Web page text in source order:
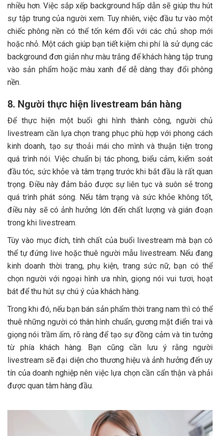
nhiều hơn. Việc sắp xếp background hấp dẫn sẽ giúp thu hút
sự tập trung của người xem. Tuy nhiên, việc đầu tư vào một
chiếc phông nền có thể tốn kém đối với các chủ shop mới
hoặc nhỏ. Một cách giúp bạn tiết kiệm chi phí là sử dụng các
background đơn giản như màu trắng để khách hàng tập trung
vào sản phẩm hoặc màu xanh để dễ dàng thay đổi phông
nền.
8. Người thực hiện livestream bán hàng
Để thực hiện một buổi ghi hình thành công, người chủ
livestream cần lựa chọn trang phục phù hợp với phong cách
kinh doanh, tạo sự thoải mái cho mình và thuận tiện trong
quá trình nói. Việc chuẩn bị tác phong, biểu cảm, kiểm soát
đầu tóc, sức khỏe và tâm trạng trước khi bắt đầu là rất quan
trọng. Điều này đảm bảo được sự liên tục và suôn sẻ trong
quá trình phát sóng. Nếu tâm trạng và sức khỏe không tốt,
điều này sẽ có ảnh hưởng lớn đến chất lượng và gián đoạn
trong khi livestream.
Tùy vào mục đích, tính chất của buổi livestream mà bạn có
thể tự đứng live hoặc thuê người mẫu livestream. Nếu đang
kinh doanh thời trang, phụ kiện, trang sức nữ, bạn có thể
chọn người với ngoại hình ưa nhìn, giọng nói vui tươi, hoạt
bát để thu hút sự chú ý của khách hàng.
Trong khi đó, nếu bạn bán sản phẩm thời trang nam thì có thể
thuê những người có thân hình chuẩn, gương mặt điển trai và
giọng nói trầm ấm, rõ ràng để tạo sự đồng cảm và tin tưởng
từ phía khách hàng. Bạn cũng cần lưu ý rằng người
livestream sẽ đại diện cho thương hiệu và ảnh hưởng đến uy
tín của doanh nghiệp nên việc lựa chọn cần cẩn thận và phải
được quan tâm hàng đầu.